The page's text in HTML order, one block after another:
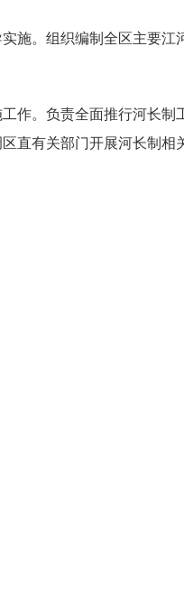
施。组织编制全区主要
作。负责全面推行河长
直有关部门开展河长制相